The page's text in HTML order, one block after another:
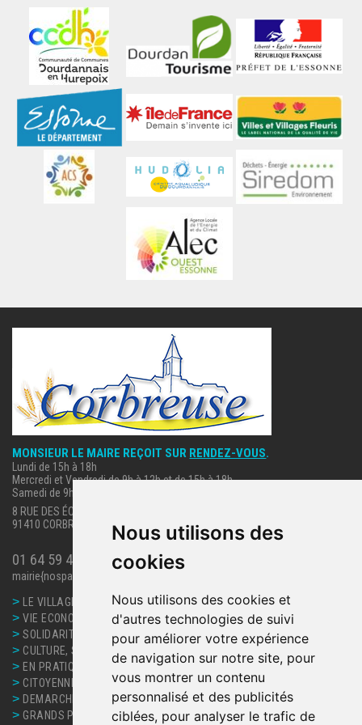
Nous utilisons des
cookies
Nous utilisons des cookies et
d'autres technologies de suivi
pour améliorer votre expérience
de navigation sur notre site, pour
vous montrer un contenu
personnalisé et des publicités
ciblées, pour analyser le trafic de
MONSIEUR LE MAIRE REÇOIT SUR RENDEZ-VOUS.
Lundi de 15h à 18h
Mercredi et Vendredi de 9h à 12h et de 15h à 18h
Samedi de 9h à 12h.
8 RUE DES ÉCOLES
91410 CORBREUSE
01 64 59 40 63
mairie{nospam}corbreuse.fr
> LE VILLAGE
>VIE ECONOMIQUE
>SOLIDARITE, SANTE
> CULTURE, SPORT ET LOISIRS
> EN PRATIQUE
> CITOYENNETE
> DEMARCHES ET SERVICES
> GRANDS PROJETS